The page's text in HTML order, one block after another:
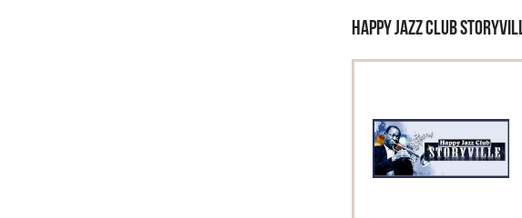
HAPPY JAZZ CLUB